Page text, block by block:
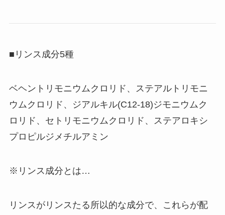
■リンス成分5種
ベヘントリモニウムクロリド、ステアルトリモニ
ウムクロリド、ジアルキル(C12-18)ジモニウムク
ロリド、セトリモニウムクロリド、ステアロキシ
プロピルジメチルアミン
※リンス成分とは…
リンスがリンスたる所以的な成分で、これらが配